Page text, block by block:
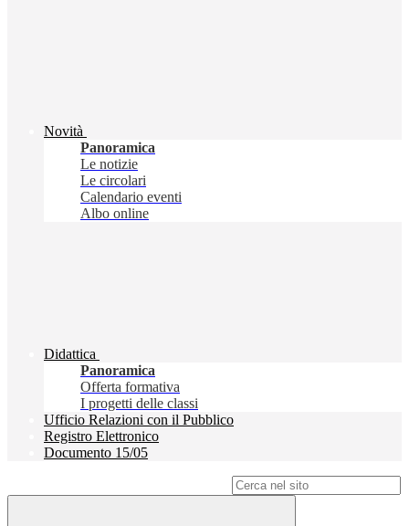
Novità
Panoramica
Le notizie
Le circolari
Calendario eventi
Albo online
Didattica
Panoramica
Offerta formativa
I progetti delle classi
Ufficio Relazioni con il Pubblico
Registro Elettronico
Documento 15/05